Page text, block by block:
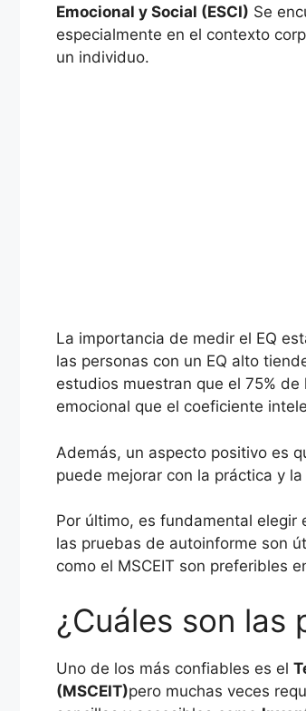
Emocional y Social (ESCI) Se
especialmente en el contexto
un individuo.
La importancia de medir el EQ
las personas con un EQ alto
estudios muestran que el 75%
emocional que el coeficiente
Además, un aspecto positivo es
puede mejorar con la práctica y
Por último, es fundamental
las pruebas de autoinforme son
como el MSCEIT son preferibles
¿Cuáles son las
Uno de los más confiables es el
(MSCEIT)pero muchas veces